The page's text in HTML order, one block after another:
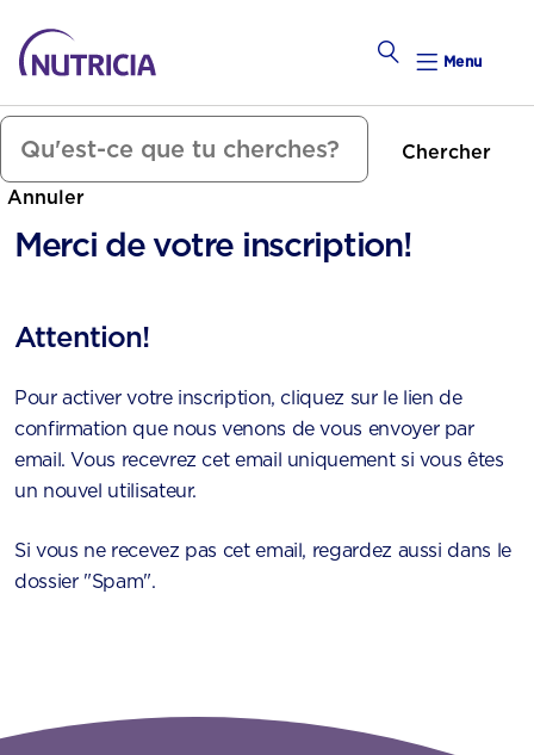
Tomber Enceinte
Hebdomadaire
Menu
Chercher
Annuler
Merci de votre inscription!
Attention!
Pour activer votre inscription, cliquez sur le lien de
confirmation que nous venons de vous envoyer par
email. Vous recevrez cet email uniquement si vous êtes
un nouvel utilisateur.
Si vous ne recevez pas cet email, regardez aussi dans le
dossier "Spam".